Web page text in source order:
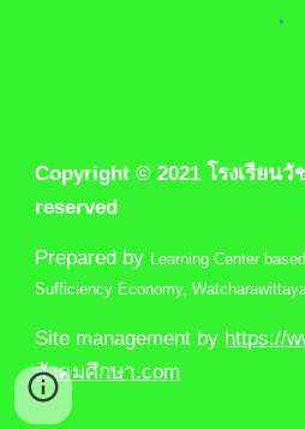
Copyright © 2021 โรงเรียน
reserved
Prepared by Learning Center
Sufficiency Economy,
Site management by https://
สังคมศึกษา.com